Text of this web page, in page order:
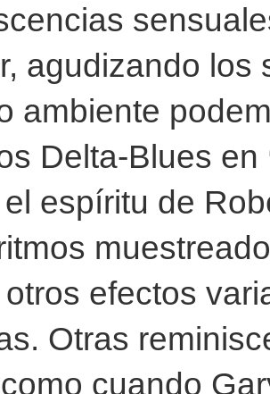
agudizando
ambiente
Delta-Blues en
espíritu de
otros efectos
Otras
cuando